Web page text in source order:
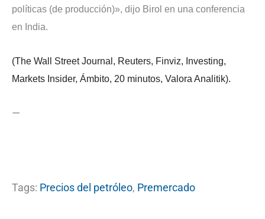
políticas (de producción)», dijo Birol en una conferencia
en India.
(The Wall Street Journal, Reuters, Finviz, Investing,
Markets Insider, Ámbito, 20 minutos, Valora Analitik).
—
Tags: Precios del petróleo, Premercado